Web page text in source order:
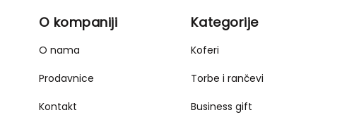
O kompaniji
O nama
Prodavnice
Kontakt
Kategorije
Koferi
Torbe i rančevi
Business gift